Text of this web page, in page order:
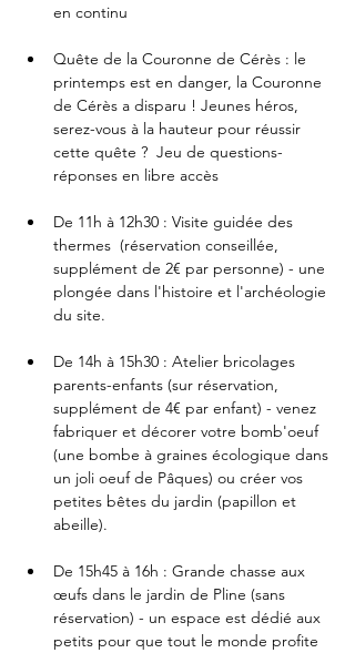
en continu
Quête de la Couronne de Cérès : le
printemps est en danger, la Couronne
de Cérès a disparu ! Jeunes héros,
serez-vous à la hauteur pour réussir
cette quête ?  Jeu de questions-
réponses en libre accès
De 11h à 12h30 : Visite guidée des
thermes  (réservation conseillée,
supplément de 2€ par personne) - une
plongée dans l'histoire et l'archéologie
du site.
De 14h à 15h30 : Atelier bricolages
parents-enfants (sur réservation,
supplément de 4€ par enfant) - venez
fabriquer et décorer votre bomb'oeuf
(une bombe à graines écologique dans
un joli oeuf de Pâques) ou créer vos
petites bêtes du jardin (papillon et
abeille).
De 15h45 à 16h : Grande chasse aux
œufs dans le jardin de Pline (sans
réservation) - un espace est dédié aux
petits pour que tout le monde profite